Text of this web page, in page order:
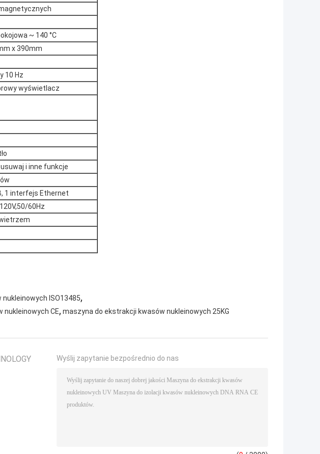
~ 140 °C
x 390mm
10 Hz
wyświetlacz
i inne funkcje
1 interfejs Ethernet
60Hz
ISO13485,
CE, maszyna do ekstrakcji kwasów nukleinowych 25KG
Wyślij zapytanie bezpośrednio do nas